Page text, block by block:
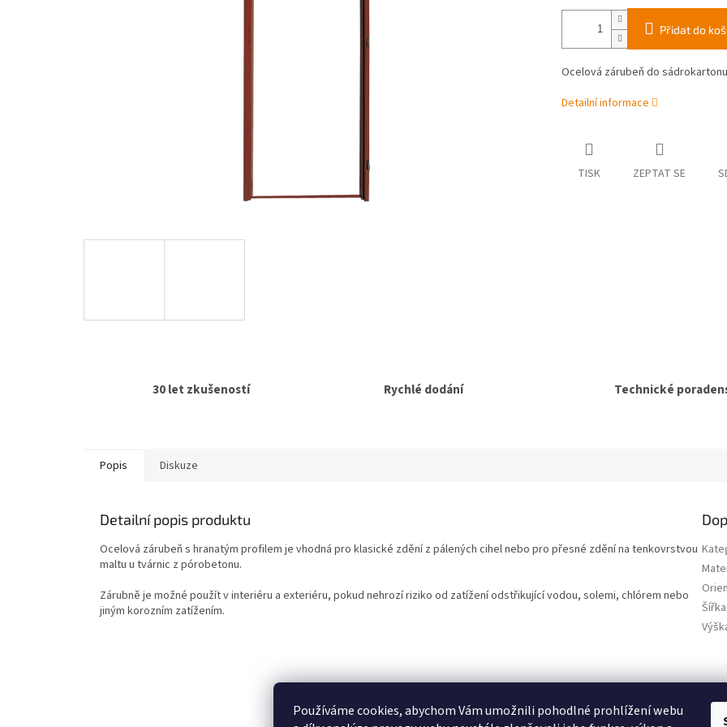
Používáme cookies, abychom Vám umožnili pohodlné prohlížení webu
Přidat do
Ocelová zárubeň do
Detailní informace
TISK ZEPTAT SE
30 let zkušeností Rychlé dodání Technické
Popis Diskuze
Detailní popis produktu
Ocelová zárubeň s hranatým profilem je vhodná pro klasické zdění z pálených cihel nebo pro přesné zdění na tenkovrstvou
maltu u tvárnic z pórobetonu.
Zárubně je možné použít v interiéru a exteriéru, pokud nehrozí riziko od zatížení odstřikující vodou, solemi, chlórem nebo
jiným korozním zatížením.
Šířka